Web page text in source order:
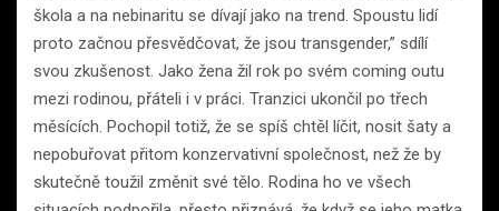
škola a na nebinaritu se dívají jako na trend. Spoustu lidí
proto začnou přesvědčovat, že jsou transgender,” sdílí
svou zkušenost. Jako žena žil rok po svém coming outu
mezi rodinou, přáteli i v práci. Tranzici ukončil po třech
měsících. Pochopil totiž, že se spíš chtěl líčit, nosit šaty a
nepobuřovat přitom konzervativní společnost, než že by
skutečně toužil změnit své tělo. Rodina ho ve všech